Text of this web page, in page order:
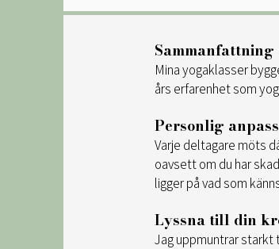
Mina yogaklasser
års erfarenhet som
Personlig
Varje deltagare möts
oavsett om du har
ligger på vad som
Lyssna till din
Jag uppmuntrar starkt